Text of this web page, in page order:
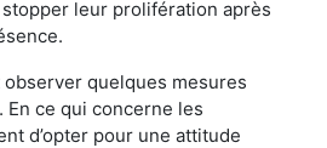
leur prolifération après
quelques mesures
ce qui concerne les
d’opter pour une attitude